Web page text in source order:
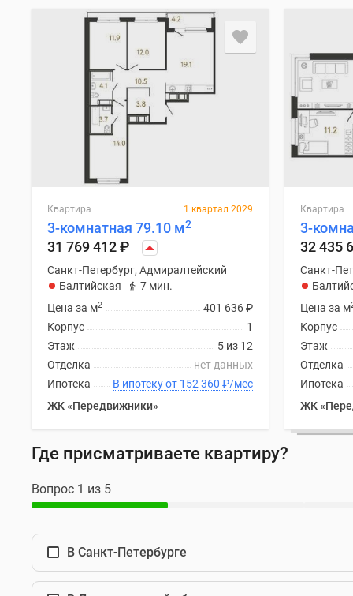
Ипотечный
недвижимости
Новостройки
Ленинградской
Квартиры
премиум-
коттеджи
Квартира 1 квартал 2029
3-комнатная 79.10 м2
31 769 412₽
Санкт-Петербург, Адмиралтейский
Балтийская
7 мин.
401 636₽
Цена за м2
1
Корпус
5 из 12
Этаж
нет данных
Отделка
В ипотеку от 152 360 ₽/мес
Ипотека
ЖК «Передвижники»
Квартира
3-
32 435
Санкт-
Цена за м
Корпус
Этаж
Отделка
Ипотека
ЖК
Где присматриваете квартиру?
Вопрос 1 из 5
В Санкт-Петербурге